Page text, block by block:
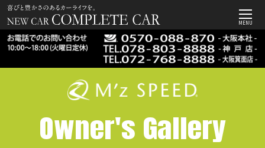
MENU
Owner's Gallery